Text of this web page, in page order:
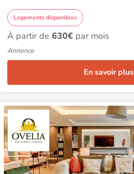
Logements disponibles
À partir de 630€ par mois
Annonce
En savoir plus